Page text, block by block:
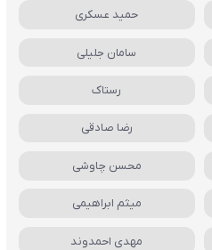
حمید عسکری
سامان جلیلی
رستاک
رضا صادقی
محسن چاوشی
میثم ابراهیمی
مهدی احمدوند